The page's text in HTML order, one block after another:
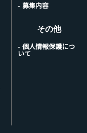
募集内容
その他
個人情報保護につ
いて